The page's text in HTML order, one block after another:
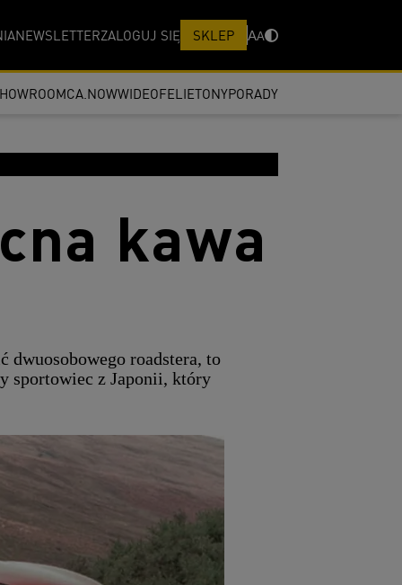
NEWSLETTERZALOGUJ SIĘ SKLEP AA
CA.NOWWIDEOFELIETONYPORADY
kawa
dwuosobowego roadstera, to
sportowiec z Japonii, który